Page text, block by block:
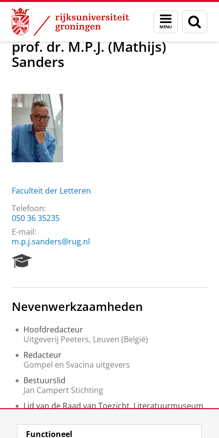
Skip
Content
Skip
Navigation
Menu
en
zoeken
Over ons prof. dr. M.P.J. (Mathijs) Sanders
prof. dr. M.P.J. (Mathijs)
Sanders
Faculteit der Letteren
Telefoon:
050 36 35235
E-mail:
m.p.j.sanders@rug.nl
e
r
h
P
o
r
t
a
l
Nevenwerkzaamheden
Hoofdredacteur
Uitgeverij Peeters, Leuven (België)
Redacteur
Gompel en Svacina uitgevers
Bestuurslid
Jan Campert Stichting
Lid van de Raad van Toezicht, Literatuurmuseum
Lid van het bestuur van Noordwoord
Functioneel